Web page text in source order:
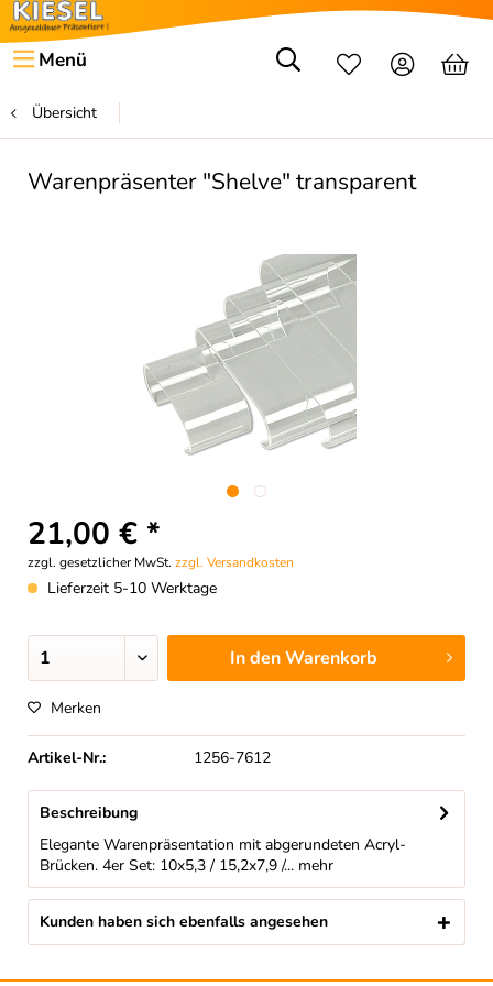
Menü
Übersicht
Warenpräsenter "Shelve" transparent
21,00 € *
zzgl. gesetzlicher MwSt. zzgl. Versandkosten
Lieferzeit 5-10 Werktage
In denWarenkorb
Merken
Artikel-Nr.: 1256-7612
Beschreibung
Elegante Warenpräsentation mit abgerundeten Acryl-
Brücken. 4er Set: 10x5,3 / 15,2x7,9 /... mehr
Kunden haben sich ebenfalls angesehen